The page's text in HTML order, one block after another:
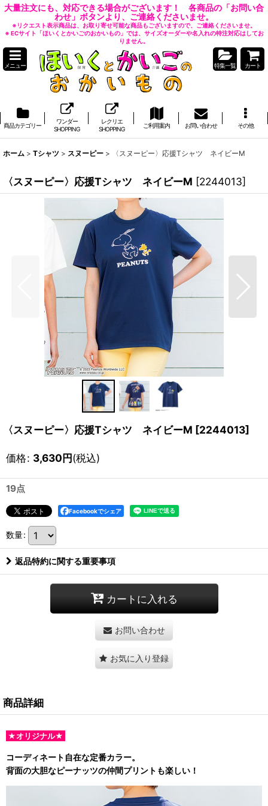
大量注文にも、対応できる場合がございます！ 各商品の「お問い合
わせ」ボタンより、ご連絡くださいませ。
※リクエスト表示商品は、お取り寄せ可能な商品もございますので、ご連絡くださいませ。
※ ECサイト「ほいくとかいごのおかいもの」では、サイズオーダーや名入れの特注対応はしてお
りません。
メニュー 特集一覧 カート
商品カテゴリー
ワンダー
SHOPPING
レクリエ
SHOPPING
ご利用案内 お問い合わせ その他
ホーム > Tシャツ > スヌーピー > 〈スヌーピー〉応援Tシャツ ネイビーM
〈スヌーピー〉応援Tシャツ ネイビーM [2244013]
〈スヌーピー〉応援Tシャツ ネイビーM [2244013]
価格: 3,630円(税込)
19点
Facebookでシェア
数量:
返品特約に関する重要事項
カートに入れる
お問い合わせ
お気に入り登録
商品詳細
★オリジナル★
コーディネート自在な定番カラー。
背面の大胆なピーナッツの仲間プリントも楽しい！